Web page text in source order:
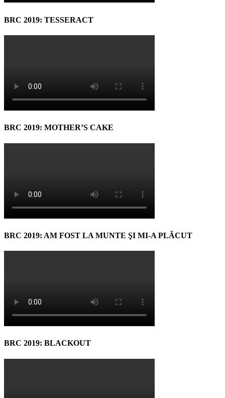
BRC 2019: TESSERACT
BRC 2019: MOTHER’S CAKE
BRC 2019: AM FOST LA MUNTE ŞI MI-A PLĂCUT
BRC 2019: BLACKOUT